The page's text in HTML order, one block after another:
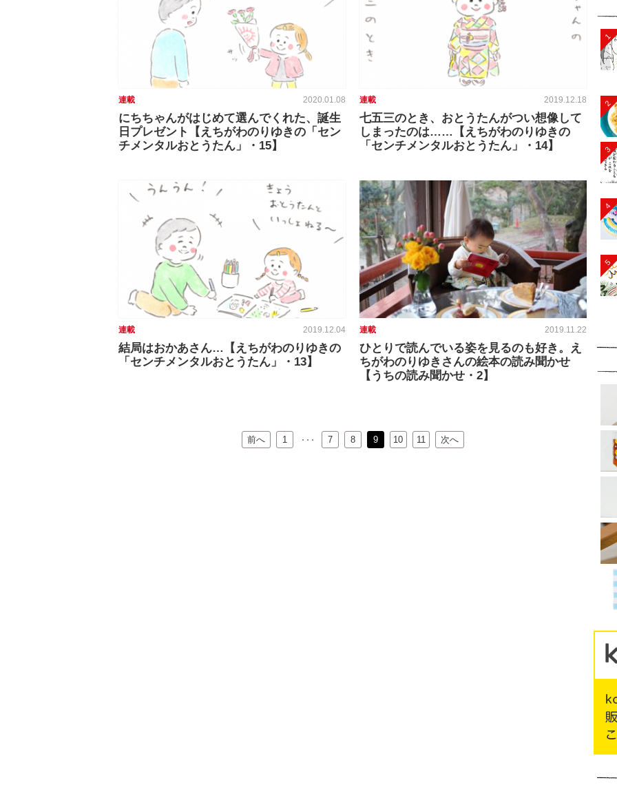
連載 2020.01.08
にちちゃんがはじめて選んでくれた、誕生
日プレゼント【えちがわのりゆきの「セン
チメンタルおとうたん」・15】
連載 2019.12.18
七五三のとき、おとうたんがつい想像して
しまったのは……【えちがわのりゆきの
「センチメンタルおとうたん」・14】
連載 2019.12.04
結局はおかあさん…【えちがわのりゆきの
「センチメンタルおとうたん」・13】
連載 2019.11.22
ひとりで読んでいる姿を見るのも好き。え
ちがわのりゆきさんの絵本の読み聞かせ
【うちの読み聞かせ・2】
前へ 1 7 8 9 10 11 次へ
1
2
3
4
5